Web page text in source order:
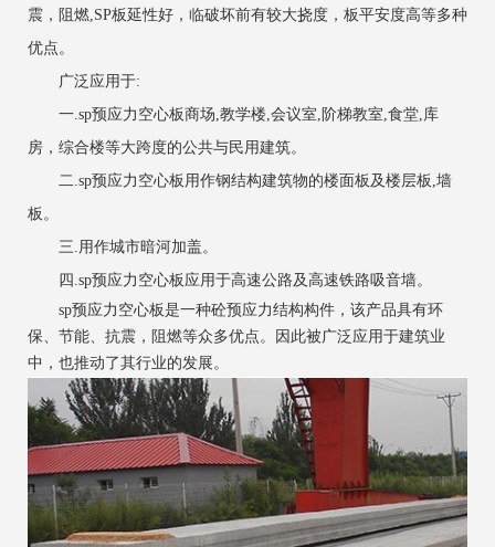
震，阻燃,SP板延性好，临破坏前有较大挠度，板平安度高等多种
优点。
广泛应用于:
一.sp预应力空心板商场,教学楼,会议室,阶梯教室,食堂,库
房，综合楼等大跨度的公共与民用建筑。
二.sp预应力空心板用作钢结构建筑物的楼面板及楼层板,墙
板。
三.用作城市暗河加盖。
四.sp预应力空心板应用于高速公路及高速铁路吸音墙。
sp预应力空心板是一种砼预应力结构构件，该产品具有环
保、节能、抗震，阻燃等众多优点。因此被广泛应用于建筑业
中，也推动了其行业的发展。